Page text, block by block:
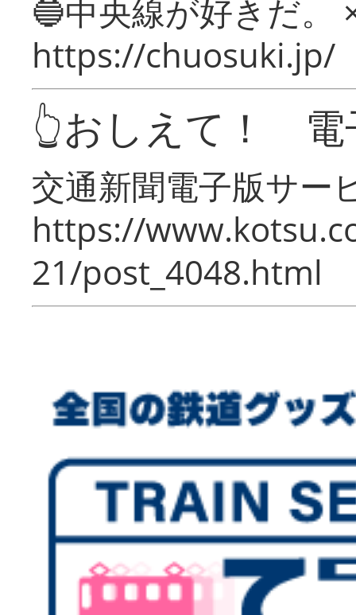
🔵中央線が好きだ。
https://chuosuki.jp/
👆おしえて！ 電
交通新聞電子版サー
https://
21/post_4048.html